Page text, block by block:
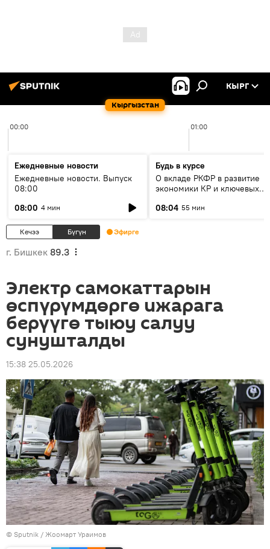
Кыргызстан
КЫРГ
00:00 01:00
Ежедневные новости
Ежедневные новости. Выпуск
08:00
08:00 4 мин
Будь в курсе
О вкладе РКФР в развитие
экономики КР и ключевых
08:04 55 мин
Кечээ Бүгүн Эфирге
г. Бишкек 89.3
Электр самокаттарын
өспүрүмдөргө ижарага
берүүгө тыюу салуу
сунушталды
15:38 25.05.2026
© Sputnik / Жоомарт Ураимов